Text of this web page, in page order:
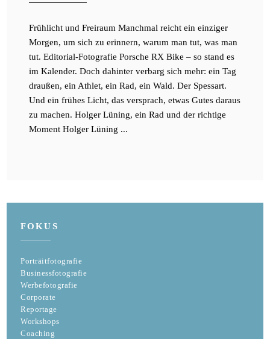
Frühlicht und Freiraum Manchmal reicht ein einziger
Morgen, um sich zu erinnern, warum man tut, was man
tut. Editorial-Fotografie Porsche RX Bike – so stand es
im Kalender. Doch dahinter verbarg sich mehr: ein Tag
draußen, ein Athlet, ein Rad, ein Wald. Der Spessart.
Und ein frühes Licht, das versprach, etwas Gutes daraus
zu machen. Holger Lüning, ein Rad und der richtige
Moment Holger Lüning ...
FOKUS
Porträitfotografie
Businessfotografie
Werbefotografie
Corporate
Reportage
Workshops
Coaching